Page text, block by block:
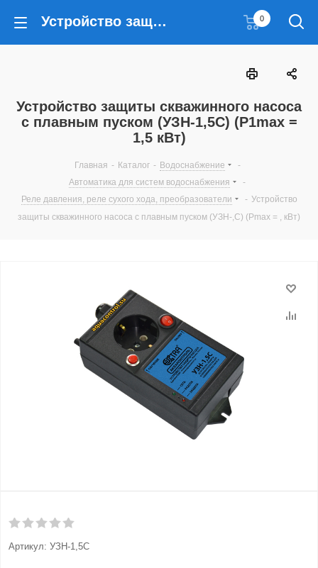
Устройство защиты скважинного насоса с плавным пуском (УЗН-1,5С) (P1max = 1,5 кВт) 0
Устройство защиты скважинного насоса
с плавным пуском (УЗН-1,5С) (P1max =
1,5 кВт)
Главная - Каталог - Водоснабжение
-
Автоматика для систем водоснабжения
-
Реле давления, реле сухого хода, преобразователи
- Устройство
защиты скважинного насоса с плавным пуском (УЗН-,С) (Pmax = , кВт)
Артикул: УЗН-1,5С